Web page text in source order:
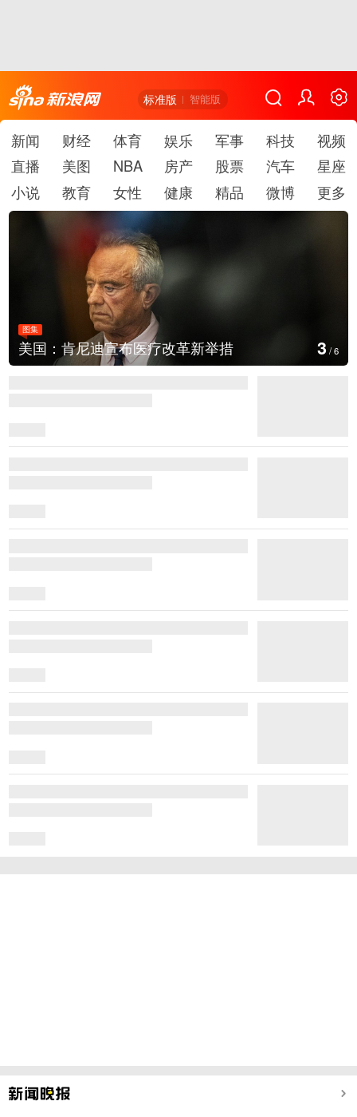
标准版 智能版
新闻 财经 体育 娱乐 军事 科技
视频
直播
美图 NBA 房产 股票 汽车
星座
小说
教育 女性 健康 精品 微博 更多
图集
美国：肯尼迪宣布医疗改革新举措 4 /6